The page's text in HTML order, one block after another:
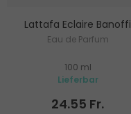
Lattafa Eclaire Banoffi
Eau de Parfum
100 ml
Lieferbar
24.55 Fr.